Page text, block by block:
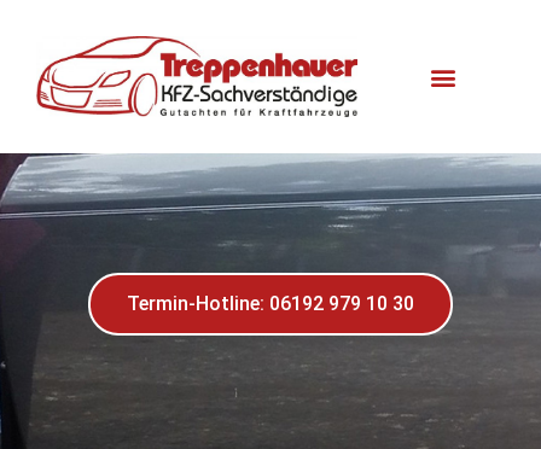
Termin-Hotline: 06192 979 10 30